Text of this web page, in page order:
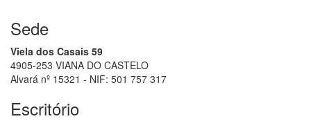
Sede
Viela dos Casais 59
4905-253 VIANA DO CASTELO
Alvará nº 15321 - NIF: 501 757 317
Escritório